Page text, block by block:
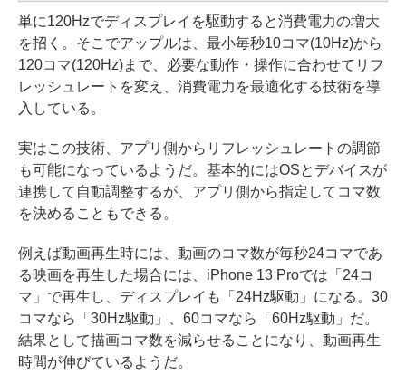
単に120Hzでディスプレイを駆動すると消費電力の増大
を招く。そこでアップルは、最小毎秒10コマ(10Hz)から
120コマ(120Hz)まで、必要な動作・操作に合わせてリフ
レッシュレートを変え、消費電力を最適化する技術を導
入している。
実はこの技術、アプリ側からリフレッシュレートの調節
も可能になっているようだ。基本的にはOSとデバイスが
連携して自動調整するが、アプリ側から指定してコマ数
を決めることもできる。
例えば動画再生時には、動画のコマ数が毎秒24コマであ
る映画を再生した場合には、iPhone 13 Proでは「24コ
マ」で再生し、ディスプレイも「24Hz駆動」になる。30
コマなら「30Hz駆動」、60コマなら「60Hz駆動」だ。
結果として描画コマ数を減らせることになり、動画再生
時間が伸びているようだ。